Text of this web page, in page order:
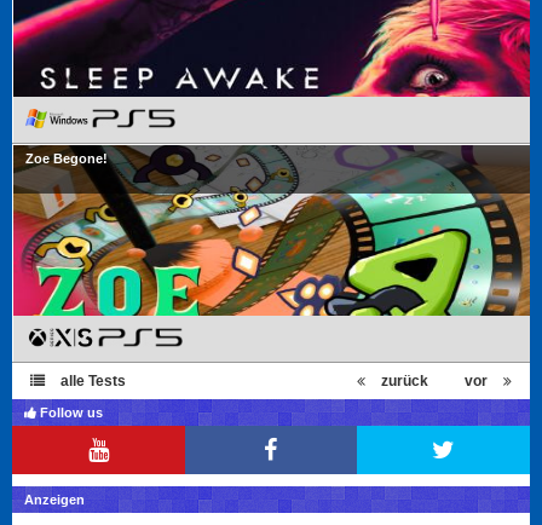
Zoe Begone!
alle Tests vor
zurück
Follow us
Anzeigen